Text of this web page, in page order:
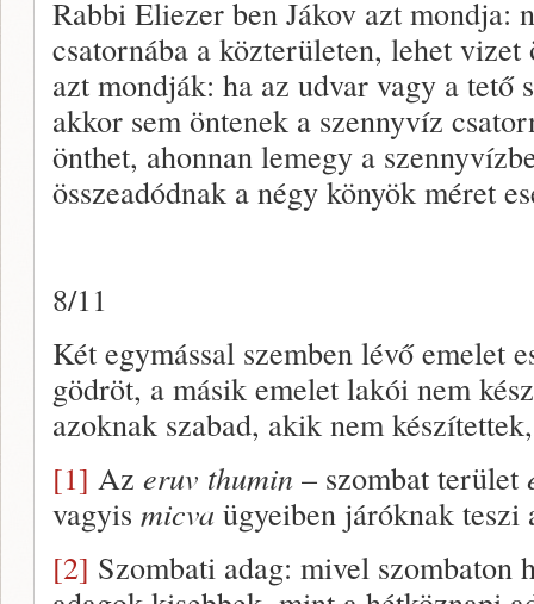
Rabbi Eliezer ben Jákov azt mondja:
csatornába a közterületen, lehet
azt mondják: ha az udvar vagy a tető
akkor sem öntenek a szennyvíz
önthet, ahonnan lemegy a
összeadódnak a négy könyök méret
8/11
Két egymással szemben lévő emelet
gödröt, a másik emelet lakói nem
azoknak szabad, akik nem
[1] Az eruv thumin – szombat terület
vagyis micva ügyeiben járóknak teszi
[2] Szombati adag: mivel szombaton